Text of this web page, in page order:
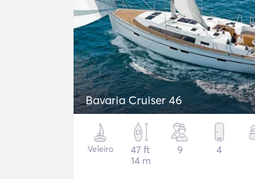
Bavaria Cruiser 46
Veleiro
47 ft
14 m
9 4